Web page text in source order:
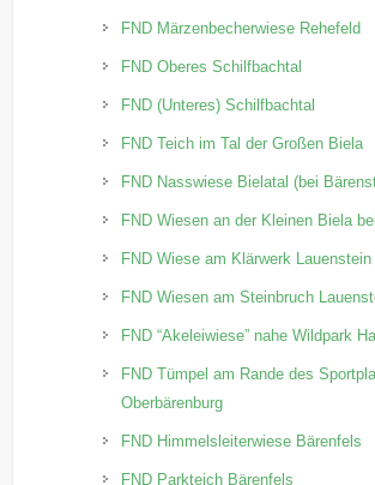
FND Märzenbecherwiese Rehefeld
FND Oberes Schilfbachtal
FND (Unteres) Schilfbachtal
FND Teich im Tal der Großen Biela
FND Nasswiese Bielatal (bei
FND Wiesen an der Kleinen Biela
FND Wiese am Klärwerk Lauenstein
FND Wiesen am Steinbruch
FND “Akeleiwiese” nahe Wildpark
FND Tümpel am Rande des
Oberbärenburg
FND Himmelsleiterwiese Bärenfels
FND Parkteich Bärenfels